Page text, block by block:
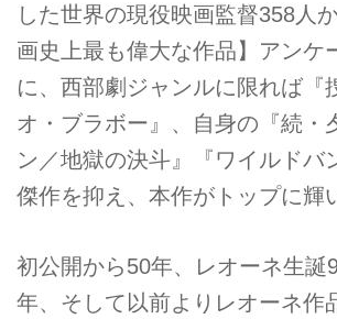
した世界の現役映画監督358人
画史上最も偉大な作品】アンケ
に、西部劇ジャンルに限れば『
オ・ブラボー』、自身の『続・
ン／地獄の決斗』『ワイルドバ
傑作を抑え、本作がトップに輝
初公開から50年、レオーネ生誕
年、そして以前よりレオーネ作